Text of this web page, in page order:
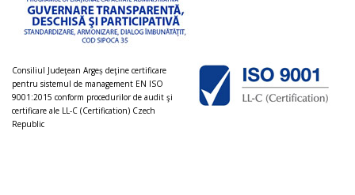
Consiliul Judeţean Argeș deţine certificare
pentru sistemul de management EN ISO
9001:2015 conform procedurilor de audit şi
certificare ale LL-C (Certification) Czech
Republic